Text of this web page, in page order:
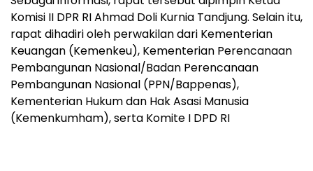
Komisi II DPR RI Ahmad Doli Kurnia Tandjung. Selain itu,
rapat dihadiri oleh perwakilan dari Kementerian
Keuangan (Kemenkeu), Kementerian Perencanaan
Pembangunan Nasional/Badan Perencanaan
Pembangunan Nasional (PPN/Bappenas),
Kementerian Hukum dan Hak Asasi Manusia
(Kemenkumham), serta Komite I DPD RI